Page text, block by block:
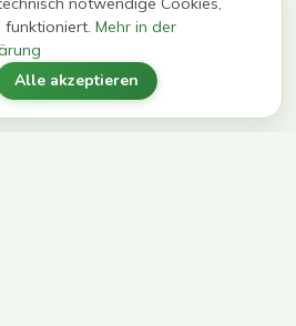
funktioniert. Mehr in der
Alle akzeptieren